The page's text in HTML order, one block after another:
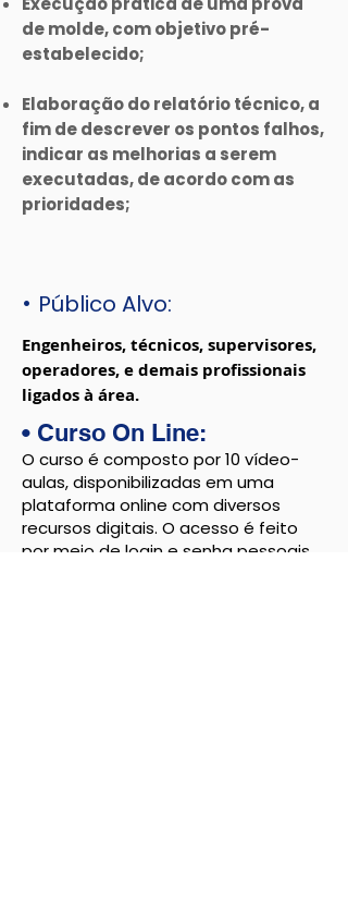
de molde, com objetivo pré-
estabelecido;
Elaboração do relatório técnico, a
fim de descrever os pontos falhos,
indicar as melhorias a serem
executadas, de acordo com as
prioridades;
• Público Alvo:
Engenheiros, técnicos, supervisores,
operadores, e demais profissionais
ligados à área.
• Curso On Line:
O curso é composto por 10 vídeo-
aulas, disponibilizadas em uma
plataforma online com diversos
recursos digitais. O acesso é feito
por meio de login e senha pessoais.